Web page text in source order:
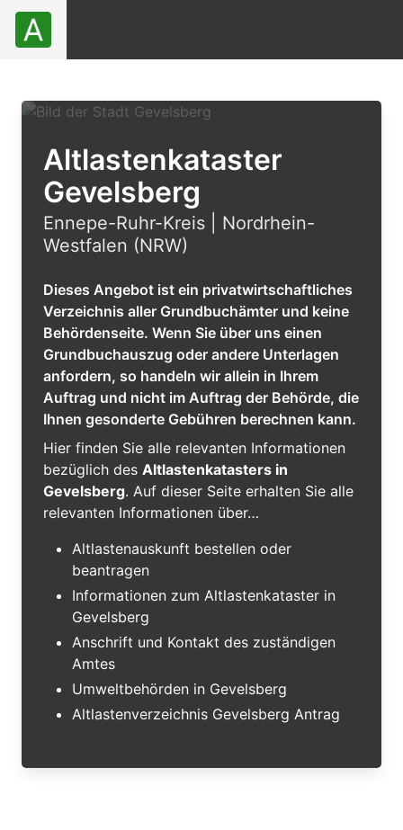
Altlastenkataster
Gevelsberg
Ennepe-Ruhr-Kreis | Nordrhein-
Westfalen (NRW)
Dieses Angebot ist ein privatwirtschaftliches
Verzeichnis aller Grundbuchämter und keine
Behördenseite. Wenn Sie über uns einen
Grundbuchauszug oder andere Unterlagen
anfordern, so handeln wir allein in Ihrem
Auftrag und nicht im Auftrag der Behörde, die
Ihnen gesonderte Gebühren berechnen kann.
Hier finden Sie alle relevanten Informationen
bezüglich des Altlastenkatasters in
Gevelsberg. Auf dieser Seite erhalten Sie alle
relevanten Informationen über…
Altlastenauskunft bestellen oder
beantragen
Informationen zum Altlastenkataster in
Gevelsberg
Anschrift und Kontakt des zuständigen
Amtes
Umweltbehörden in Gevelsberg
Altlastenverzeichnis Gevelsberg Antrag